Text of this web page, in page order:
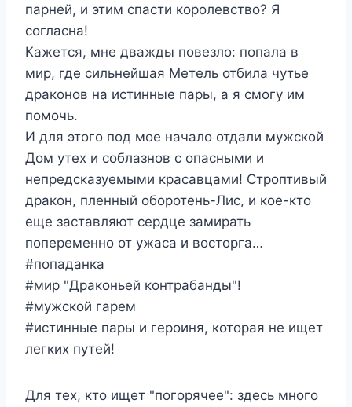
парней, и этим спасти королевство? Я
согласна!
Кажется, мне дважды повезло: попала в
мир, где сильнейшая Метель отбила чутье
драконов на истинные пары, а я смогу им
помочь.
И для этого под мое начало отдали мужской
Дом утех и соблазнов с опасными и
непредсказуемыми красавцами! Строптивый
дракон, пленный оборотень-Лис, и кое-кто
еще заставляют сердце замирать
попеременно от ужаса и восторга…
#попаданка
#мир "Драконьей контрабанды"!
#мужской гарем
#истинные пары и героиня, которая не ищет
легких путей!
Для тех, кто ищет "погорячее": здесь много